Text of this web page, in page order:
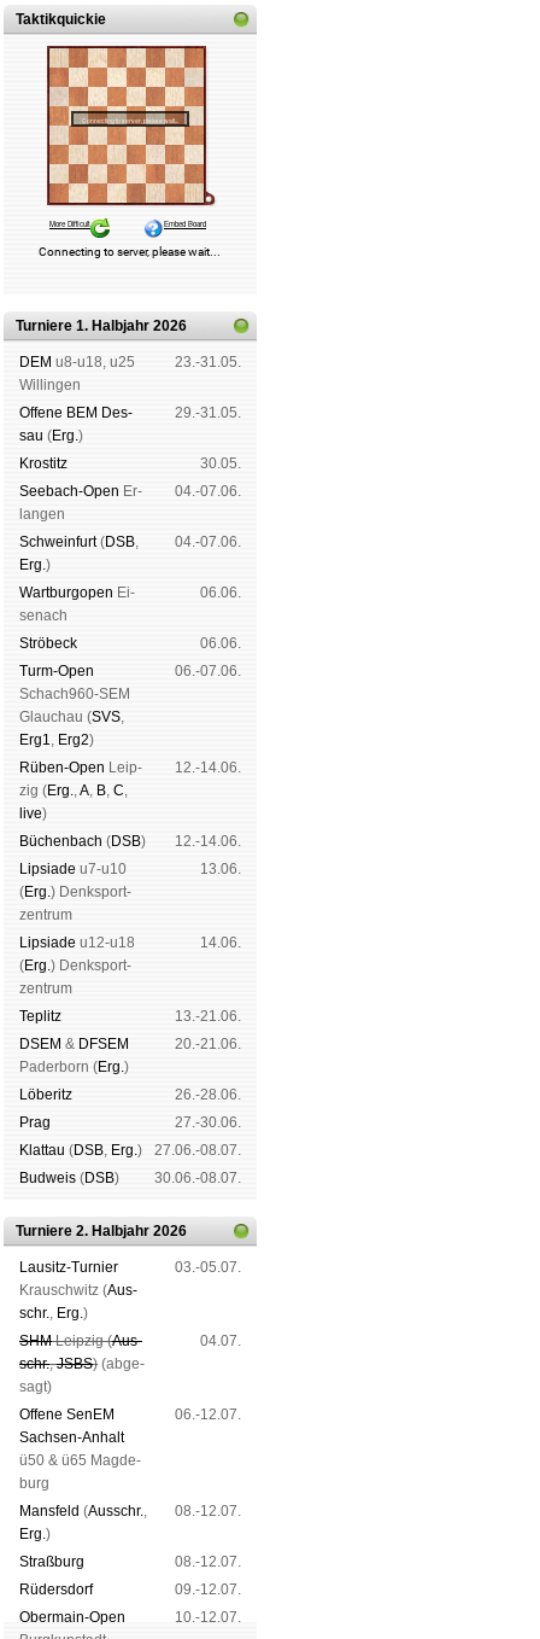
Taktikquickie
Turniere 1. Halbjahr 2026
DEM u8-u18, u25
Wil­lin­gen
23.-31.05.
Offene BEM Des­
sau (Erg.)
29.-31.05.
Kros­titz
30.05.
See­bach-Open Er­
lan­gen
04.-07.06.
Schwein­furt(DSB,
Erg.)
04.-07.06.
Wart­burg­open Ei­
se­nach
06.06.
Strö­beck
06.06.
Turm-Open
Schach960-SEM
Glau­chau (SVS,
Erg1, Erg2)
06.-07.06.
Rüben-Open Leip­
zig (Erg.,A, B, C,
live)
12.-14.06.
Büchen­bach (DSB)
12.-14.06.
Lipsiade u7-u10
(Erg.) Denk­sport­
zen­trum
13.06.
Lipsiade u12-u18
(Erg.) Denk­sport­
zen­trum
14.06.
Tep­litz
13.-21.06.
DSEM & DFSEM
Pader­born (Erg.)
20.-21.06.
Lö­be­ritz
26.-28.06.
Prag
27.-30.06.
Klat­tau (DSB, Erg.)
27.06.-08.07.
Bud­weis (DSB) 30.06.-08.07.
Turniere 2. Halbjahr 2026
Lau­sitz-Tur­nier
Krausch­witz (Aus­
schr., Erg.)
03.-05.07.
SHMLeip­zig (Aus­
schr.,JSBS) (ab­ge­
sagt)
04.07.
Offene SenEM
Sach­sen-An­halt
ü50 & ü65 Mag­de­
burg
06.-12.07.
Mans­feld (Aus­schr.,
Erg.)
08.-12.07.
Straß­burg
08.-12.07.
Rüders­dorf
09.-12.07.
Ober­main-Open
10.-12.07.